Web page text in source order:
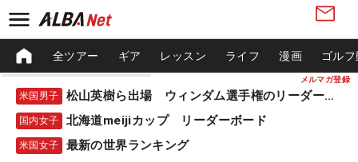
メルマガ登録
全ツアー ギア レッスン ライフ 漫画 ゴル
米国男子 松山英樹ら出場 ウィンダム選手権のリーダーボード
国内女子 北海道meijiカップ リーダーボード
米国女子 最新の世界ランキング